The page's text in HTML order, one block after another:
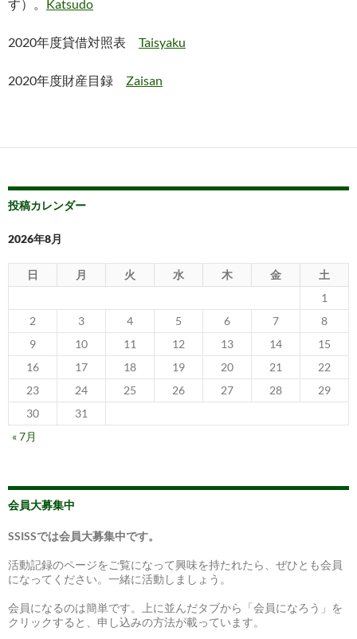
す）。 Katsudo
2020年度貸借対照表 Taisyaku
2020年度財産目録 Zaisan
投稿カレンダー
2026年8月
日 月 火 水 木 金
土
1
2
3 4 5 6 7
8
9
10 11 12 13 14
15
16
17 18 19 20 21
22
23
24 25 26 27 28
29
30
31
« 7月
会員大募集中
SSISSでは会員大募集中です。
活動記録のページをご覧になって興味を持たれたら、ぜひとも会員
になってください。一緒に活動しましょう。
会員になるのは簡単です。上に並んだタブから「会員になろう」を
クリックすると、申し込みの方法が載っています。